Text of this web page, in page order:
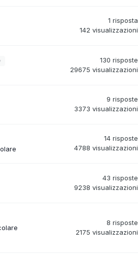
1 risposta
142 visualizzazioni
130 risposte
29675 visualizzazioni
9 risposte
3373 visualizzazioni
14 risposte
4788 visualizzazioni
43 risposte
9238 visualizzazioni
8 risposte
2175 visualizzazioni